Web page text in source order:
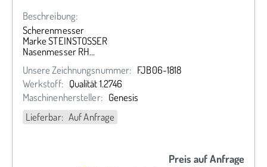
Beschreibung:
Scherenmesser
Marke STEINSTOSSER
Nasenmesser RH
Ausf. vorne rechts
Unsere Zeichnungsnummer: FJB06-1818
Werkstoff: Qualität 1.2746
Maschinenhersteller: Genesis
Lieferbar: Auf Anfrage
Preis auf Anfrage